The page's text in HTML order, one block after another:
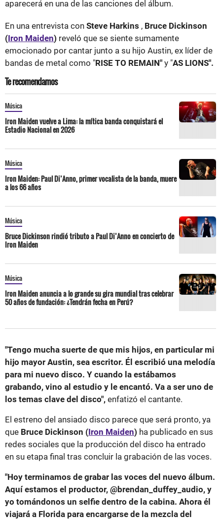
aparecerá en una de las canciones del álbum.
En una entrevista con Steve Harkins , Bruce Dickinson
(Iron Maiden) reveló que se siente sumamente
emocionado por cantar junto a su hijo Austin, ex líder de
bandas de metal como "RISE TO REMAIN" y "AS LIONS".
Te recomendamos
Música
Iron Maiden vuelve a Lima: la mítica banda conquistará el
Estadio Nacional en 2026
Música
Iron Maiden: Paul Di’Anno, primer vocalista de la banda, muere
a los 66 años
Música
Bruce Dickinson rindió tributo a Paul Di’Anno en concierto de
Iron Maiden
Música
Iron Maiden anuncia a lo grande su gira mundial tras celebrar
50 años de fundación: ¿Tendrán fecha en Perú?
"Tengo mucha suerte de que mis hijos, en particular mi
hijo mayor Austin, sea escritor. Él escribió una melodía
para mi nuevo disco. Y cuando la estábamos
grabando, vino al estudio y le encantó. Va a ser uno de
los temas clave del disco", enfatizó el cantante.
El estreno del ansiado disco parece que será pronto, ya
que Bruce Dickinson (Iron Maiden) ha publicado en sus
redes sociales que la producción del disco ha entrado
en su etapa final tras concluir la grabación de las voces.
"Hoy terminamos de grabar las voces del nuevo álbum.
Aquí estamos el productor, @brendan_duffey_audio, y
yo tomándonos un selfie dentro de la cabina. Ahora él
viajará a Florida para encargarse de la mezcla del